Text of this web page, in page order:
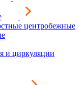
центробежные
и циркуляции